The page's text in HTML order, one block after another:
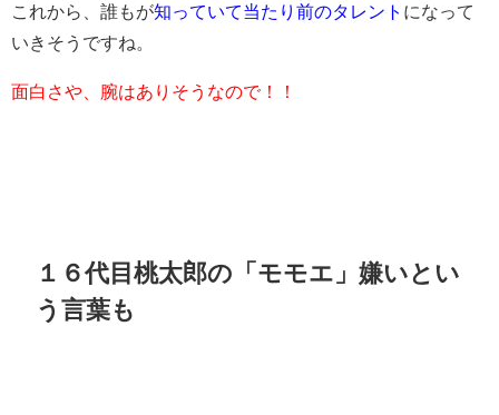
これから、誰もが知っていて当たり前のタレント になって
いきそうですね。
面白さや、腕はありそうなので！！
１６代目桃太郎の「モモエ」嫌いとい
う言葉も